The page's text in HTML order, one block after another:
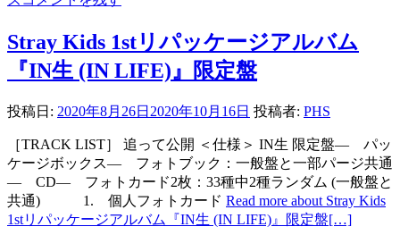
Stray Kids 1stリパッケージアルバム
『IN生 (IN LIFE)』限定盤
投稿日: 2020年8月26日 2020年10月16日 投稿者: PHS
［TRACK LIST］ 追って公開 ＜仕様＞ IN生 限定盤― パッ
ケージボックス― フォトブック：一般盤と一部パージ共通
― CD― フォトカード2枚：33種中2種ランダム (一般盤と
共通) 1. 個人フォトカード Read more about Stray Kids
1stリパッケージアルバム『IN生 (IN LIFE)』限定盤[…]